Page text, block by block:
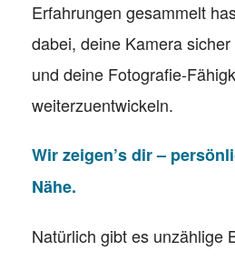
Erfahrungen gesammelt
dabei, deine Kamera
und deine Fotografie-
weiterzuentwickeln.
Wir zeigen’s dir –
Nähe.
Natürlich gibt es unzählige